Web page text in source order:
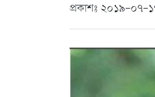
প্রকাশঃ ২০১৯-০৭-